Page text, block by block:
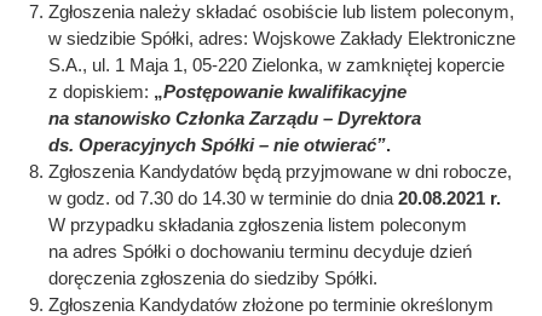
Zgłoszenia należy składać osobiście lub listem poleconym,
w siedzibie Spółki, adres: Wojskowe Zakłady Elektroniczne
S.A., ul. 1 Maja 1, 05-220 Zielonka, w zamkniętej kopercie
z dopiskiem: „Postępowanie kwalifikacyjne
na stanowisko Członka Zarządu – Dyrektora
ds. Operacyjnych Spółki – nie otwierać”.
Zgłoszenia Kandydatów będą przyjmowane w dni robocze,
w godz. od 7.30 do 14.30 w terminie do dnia 20.08.2021 r.
W przypadku składania zgłoszenia listem poleconym
na adres Spółki o dochowaniu terminu decyduje dzień
doręczenia zgłoszenia do siedziby Spółki.
Zgłoszenia Kandydatów złożone po terminie określonym